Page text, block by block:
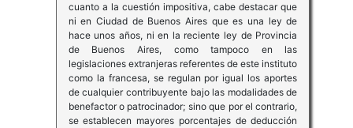
cuanto a la cuestión impositiva, cabe destacar que
ni en Ciudad de Buenos Aires que es una ley de
hace unos años, ni en la reciente ley de Provincia
de Buenos Aires, como tampoco en las
legislaciones extranjeras referentes de este instituto
como la francesa, se regulan por igual los aportes
de cualquier contribuyente bajo las modalidades de
benefactor o patrocinador; sino que por el contrario,
se establecen mayores porcentajes de deducción